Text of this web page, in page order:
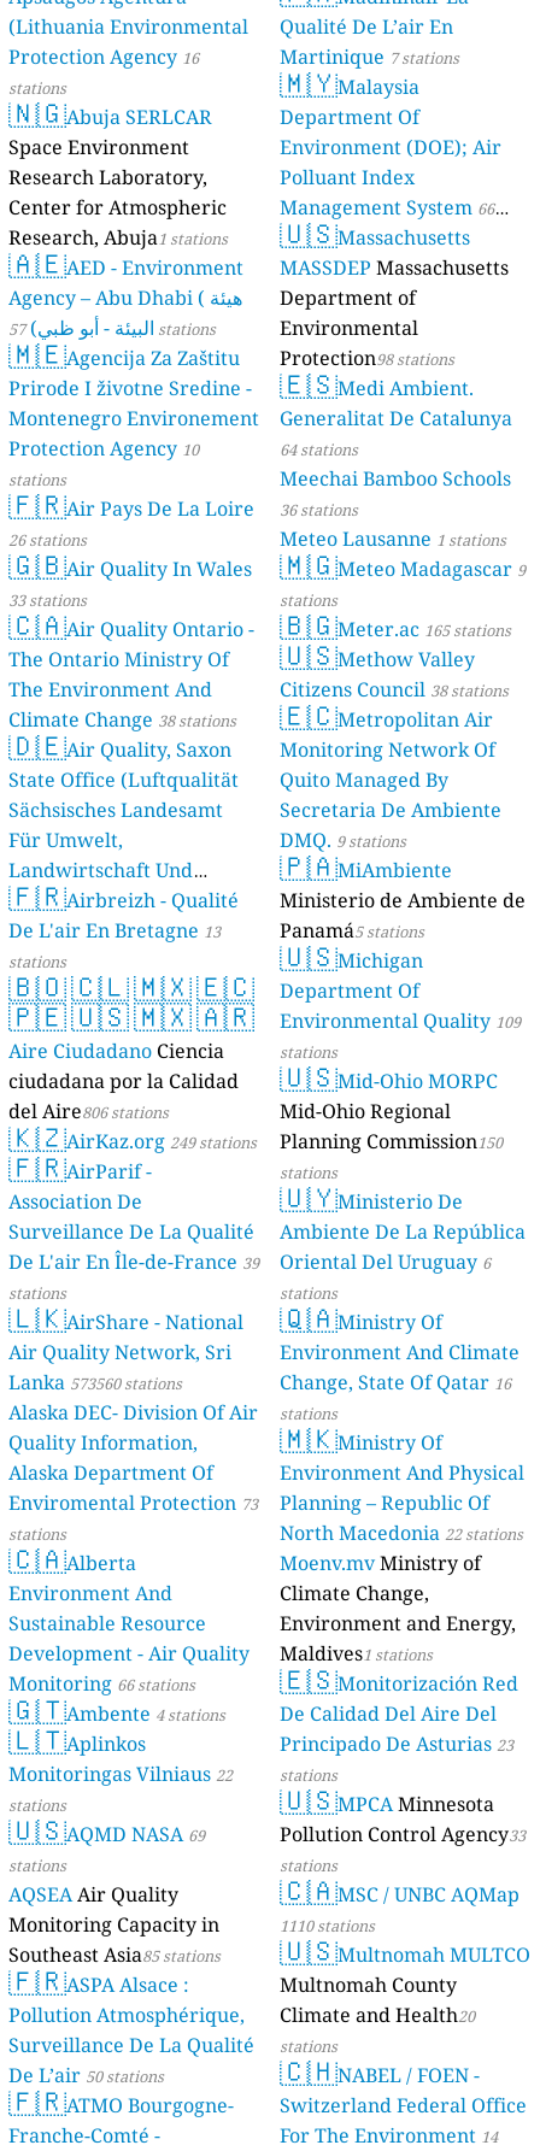
(Lithuania Environmental
Protection Agency 16
stations
🇳🇬Abuja SERLCAR
Space Environment
Research Laboratory,
Center for Atmospheric
Research, Abuja1 stations
🇦🇪AED - Environment
Agency – Abu Dhabi ( هيئة
البيئة - أبو ظبي) 57 stations
🇲🇪Agencija Za Zaštitu
Prirode I životne Sredine -
Montenegro Environement
Protection Agency 10
stations
🇫🇷Air Pays De La Loire
26 stations
🇬🇧Air Quality In Wales
33 stations
🇨🇦Air Quality Ontario -
The Ontario Ministry Of
The Environment And
Climate Change 38 stations
🇩🇪Air Quality, Saxon
State Office (Luftqualität
Sächsisches Landesamt
Für Umwelt,
Landwirtschaft Und
Geologie) 50 stations
🇫🇷Airbreizh - Qualité
De L'air En Bretagne 13
stations
🇧🇴🇨🇱🇲🇽🇪🇨
🇵🇪🇺🇸🇲🇽🇦🇷
Aire Ciudadano Ciencia
ciudadana por la Calidad
del Aire806 stations
🇰🇿AirKaz.org 249 stations
🇫🇷AirParif -
Association De
Surveillance De La Qualité
De L'air En Île-de-France 39
stations
🇱🇰AirShare - National
Air Quality Network, Sri
Lanka 573560 stations
Alaska DEC- Division Of Air
Quality Information,
Alaska Department Of
Enviromental Protection 73
stations
🇨🇦Alberta
Environment And
Sustainable Resource
Development - Air Quality
Monitoring 66 stations
🇬🇹Ambente 4 stations
🇱🇹Aplinkos
Monitoringas Vilniaus 22
stations
🇺🇸AQMD NASA 69
stations
AQSEAAir Quality
Monitoring Capacity in
Southeast Asia85 stations
🇫🇷ASPA Alsace :
Pollution Atmosphérique,
Surveillance De La Qualité
De L’air 50 stations
🇫🇷ATMO Bourgogne-
Franche-Comté -
Qualité De L’air En
Martinique 7 stations
🇲🇾Malaysia
Department Of
Environment (DOE); Air
Polluant Index
Management System 66
stations
🇺🇸Massachusetts
MASSDEP Massachusetts
Department of
Environmental
Protection98 stations
🇪🇸Medi Ambient.
Generalitat De Catalunya
64 stations
Meechai Bamboo Schools
36 stations
Meteo Lausanne 1 stations
🇲🇬Meteo Madagascar 9
stations
🇧🇬Meter.ac 165 stations
🇺🇸Methow Valley
Citizens Council 38 stations
🇪🇨Metropolitan Air
Monitoring Network Of
Quito Managed By
Secretaria De Ambiente
DMQ. 9 stations
🇵🇦MiAmbiente
Ministerio de Ambiente de
Panamá5 stations
🇺🇸Michigan
Department Of
Environmental Quality 109
stations
🇺🇸Mid-Ohio MORPC
Mid-Ohio Regional
Planning Commission150
stations
🇺🇾Ministerio De
Ambiente De La República
Oriental Del Uruguay 6
stations
🇶🇦Ministry Of
Environment And Climate
Change, State Of Qatar 16
stations
🇲🇰Ministry Of
Environment And Physical
Planning – Republic Of
North Macedonia 22 stations
Moenv.mvMinistry of
Climate Change,
Environment and Energy,
Maldives1 stations
🇪🇸Monitorización Red
De Calidad Del Aire Del
Principado De Asturias 23
stations
🇺🇸MPCAMinnesota
Pollution Control Agency33
stations
🇨🇦MSC / UNBC AQMap
1110 stations
🇺🇸Multnomah MULTCO
Multnomah County
Climate and Health20
stations
🇨🇭NABEL / FOEN -
Switzerland Federal Office
For The Environment 14